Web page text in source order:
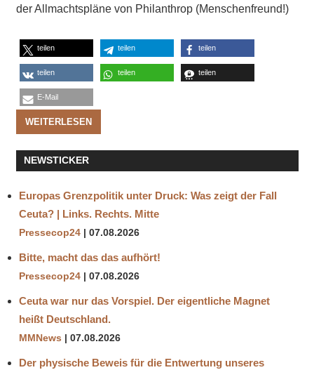
der Allmachtspläne von Philanthrop (Menschenfreund!)
teilen teilen teilen
teilen teilen teilen
E-Mail
WEITERLESEN
NEWSTICKER
Europas Grenzpolitik unter Druck: Was zeigt der Fall
Ceuta? | Links. Rechts. Mitte
Pressecop24 07.08.2026
Bitte, macht das das aufhört!
Pressecop24 07.08.2026
Ceuta war nur das Vorspiel. Der eigentliche Magnet
heißt Deutschland.
MMNews 07.08.2026
Der physische Beweis für die Entwertung unseres